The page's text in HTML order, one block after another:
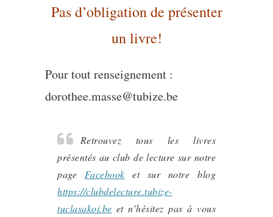
Pas d’obligation de présenter
un livre!
Pour tout renseignement :
dorothee.masse@tubize.be
Retrouvez tous les livres
présentés au club de lecture sur notre
page Facebook et sur notre blog
https://clubdelecture.tubize-
tuclasakoi.be et n’hésitez pas à vous